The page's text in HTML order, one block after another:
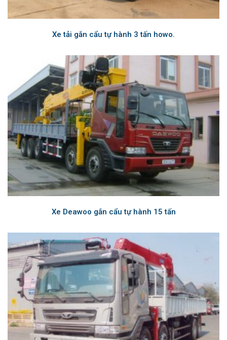
Xe tải gắn cẩu tự hành 3 tấn howo.
Xe Deawoo gắn cẩu tự hành 15 tấn